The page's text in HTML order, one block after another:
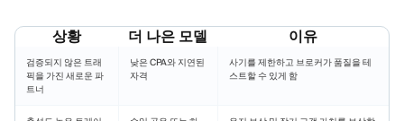
상황 더 나은 모델 이유
검증되지 않은 트래
픽을 가진 새로운 파
트너
낮은 CPA와 지연된
자격
사기를 제한하고 브로커가 품질을 테
스트할 수 있게 함